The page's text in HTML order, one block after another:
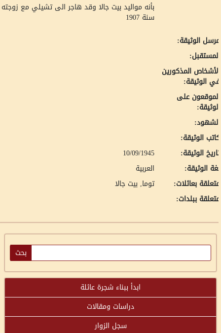
بأنه مواليد بيت جالا وقد هاجر الى تشيلي مع زوجته
سنة 1907
الوثيقة:
المذكورين
الوثيقة:
على
الوثيقة:
الوثيقة:
10/09/1945
الوثيقة:
العربية
بعائلات:
توما, بيت جالا
ببلدات:
ابدأ ببناء شجرة عائلة
دراسات ومقالات
سجل الزوار